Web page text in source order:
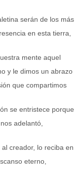
serán de los más
en esta tierra,
mente aquel
y le dimos un abrazo
que compartimos
se entristece porque
adelantó,
creador, lo reciba en
eterno,